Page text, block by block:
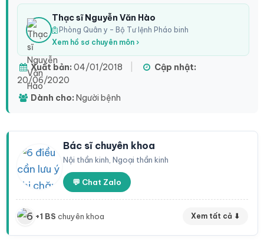
Thạc sĩ Nguyễn Văn Hào
Phòng Quân y – Bộ Tư lệnh Pháo binh
Xem hồ sơ chuyên môn ›
Xuất bản: 04/01/2018
Cập nhật:
20/06/2020
Dành cho: Người bệnh
Bác sĩ chuyên khoa
Nội thần kinh, Ngoại thần kinh
💬 Chat Zalo
+1 BS chuyên khoa Xem tất cả ⬇